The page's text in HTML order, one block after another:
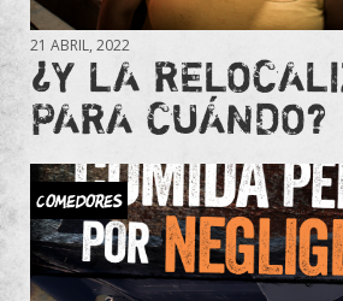
21 ABRIL, 2022
¿Y LA
PARA CUÁNDO?
Comedores